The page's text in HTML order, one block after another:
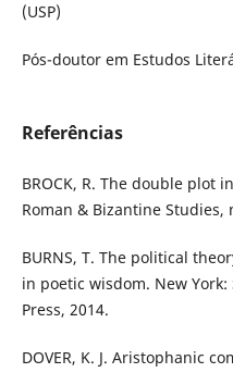
(USP)
Pós-doutor em Estudos
Referências
BROCK, R. The double plot
Roman & Bizantine Studies,
BURNS, T. The political
in poetic wisdom. New
Press, 2014.
DOVER, K. J. Aristophanic